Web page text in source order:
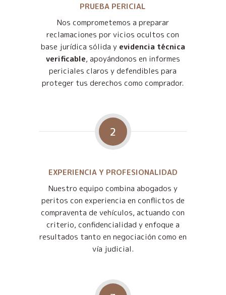
PRUEBA PERICIAL
Nos comprometemos a preparar
reclamaciones por vicios ocultos con
base jurídica sólida y evidencia técnica
verificable, apoyándonos en informes
periciales claros y defendibles para
proteger tus derechos como comprador.
2
EXPERIENCIA Y PROFESIONALIDAD
Nuestro equipo combina abogados y
peritos con experiencia en conflictos de
compraventa de vehículos, actuando con
criterio, confidencialidad y enfoque a
resultados tanto en negociación como en
vía judicial.